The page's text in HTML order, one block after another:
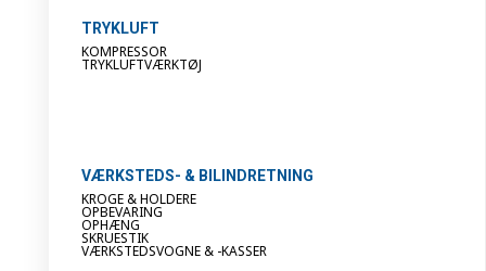
TRYKLUFT
KOMPRESSOR
TRYKLUFTVÆRKTØJ
VÆRKSTEDS- & BILINDRETNING
KROGE & HOLDERE
OPBEVARING
OPHÆNG
SKRUESTIK
VÆRKSTEDSVOGNE & -KASSER